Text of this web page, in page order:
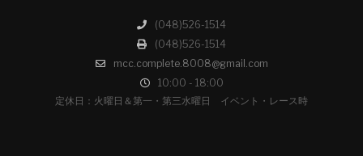
(048)526-1514
(048)526-1514
mcc.complete.8008@gmail.com
10:00 - 18:00
定休日：火曜日＆第一・第三水曜日 イベント・レース時